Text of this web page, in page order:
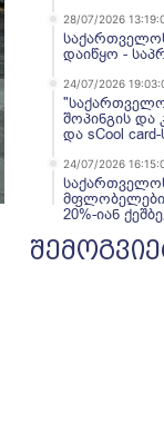
28/07/2026
დაიწყო -
24/07/2026
შოპინგის და
და sCool
24/07/2026
მფლობელები
20%-იან